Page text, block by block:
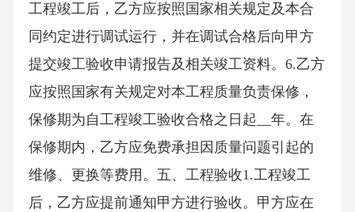
工程竣工后，乙方应按照国家相关规定及本合
同约定进行调试运行，并在调试合格后向甲方
提交竣工验收申请报告及相关竣工资料。6.乙方
应按照国家有关规定对本工程质量负责保修，
保修期为自工程竣工验收合格之日起__年。在
保修期内，乙方应免费承担因质量问题引起的
维修、更换等费用。五、工程验收1.工程竣工
后，乙方应提前通知甲方进行验收。甲方应在